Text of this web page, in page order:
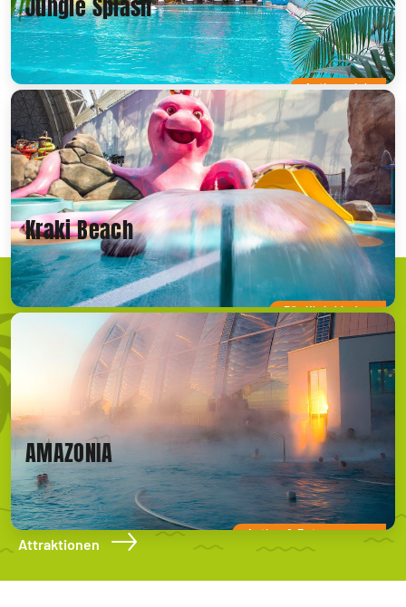
Actionreich
Jungle Splash
Für Kleinkinder
Kraki Beach
Action & Entspannung
AMAZONIA
Attraktionen